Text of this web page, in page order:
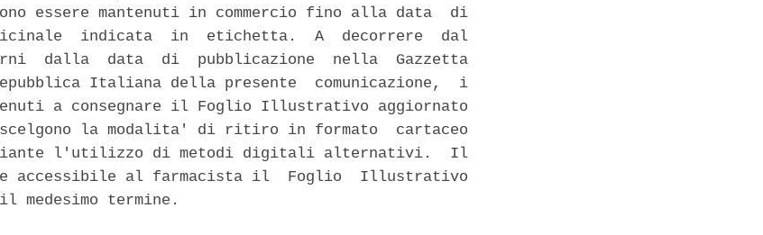
essere mantenuti in commercio fino alla data  di
indicata  in  etichetta.  A  decorrere  dal
dalla  data  di  pubblicazione  nella  Gazzetta
Italiana della presente  comunicazione,  i
a consegnare il Foglio Illustrativo aggiornato
la modalita' di ritiro in formato  cartaceo
l'utilizzo di metodi digitali alternativi.  Il
accessibile al farmacista il  Foglio  Illustrativo
medesimo termine.